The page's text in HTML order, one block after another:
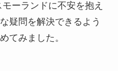
ーランドに不安を抱え
疑問を解決できるよう
てみました。